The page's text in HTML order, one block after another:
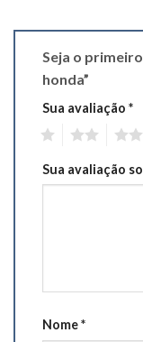
Seja o
honda”
Sua avaliação *
Sua avaliação
Nome*